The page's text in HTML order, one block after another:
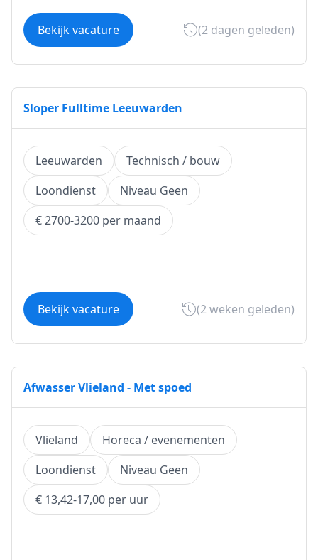
Bekijk vacature (2 dagen geleden)
Sloper Fulltime Leeuwarden
Leeuwarden
Technisch / bouw
Loondienst
Niveau Geen
€ 2700-3200 per maand
Bekijk vacature (2 weken geleden)
Afwasser Vlieland - Met spoed
Vlieland
Horeca / evenementen
Loondienst
Niveau Geen
€ 13,42-17,00 per uur